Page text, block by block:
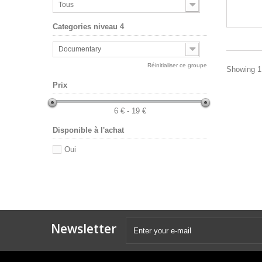
Tous
Categories niveau 4
Documentary
Réinitialiser ce groupe
Prix
6 € - 19 €
Disponible à l'achat
Oui
Showing
Newsletter